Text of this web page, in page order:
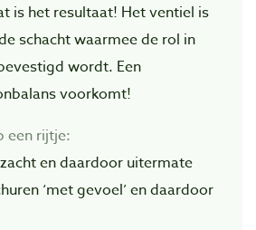
is het resultaat! Het ventiel is
schacht waarmee de rol in
wordt. Een
voorkomt!
een rijtje:
en daardoor uitermate
‘met gevoel’ en daardoor